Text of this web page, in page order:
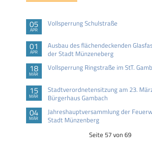
05
APR
Vollsperrung Schulstraße
01
APR
Ausbau des flächendeckenden
der Stadt Münzeneberg
18
MÄR
Vollsperrung Ringstraße im StT.
15
MÄR
Stadtverordnetensitzung am 23.
Bürgerhaus Gambach
04
MÄR
Jahreshauptversammlung der
Stadt Münzenberg
Seite 57 von 69